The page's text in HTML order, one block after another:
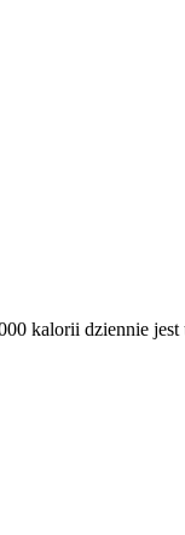
kalorii dziennie